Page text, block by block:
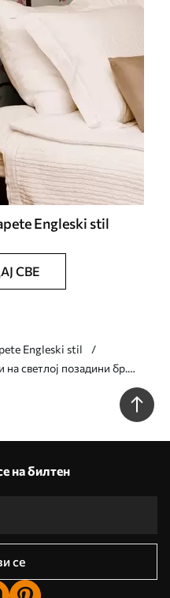
Engleski stil
СВЕ
Engleski stil
светлој позадини бр.
на билтен
се